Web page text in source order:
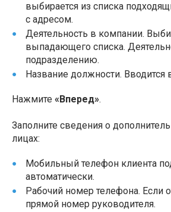
выбирается из списка
с адресом.
Деятельность в компании.
выпадающего списка.
подразделению.
Название должности. Вводится
Нажмите «Вперед».
Заполните сведения о
лицах:
Мобильный телефон клиента
автоматически.
Рабочий номер телефона. Если
прямой номер руководителя.